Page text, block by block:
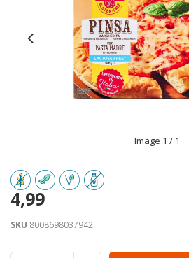
Image 1 / 1
4,99
SKU 8008698037942